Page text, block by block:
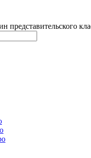
представительского